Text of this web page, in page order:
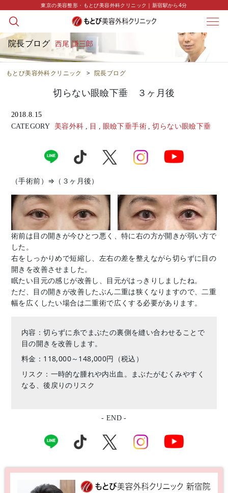
東京の美容整形・もとび美容外科クリニック｜新宿駅から4分
院長ブログ 西尾 謙三郎
もとび美容外科クリニック > 院長ブログ
切らない眼瞼下垂 ３ヶ月後
2018.8.15
CATEGORY
美容外科 目 眼瞼下垂手術 切らない眼瞼下垂
（手術前）⇒（３ヶ月後）
術前は目の開きが今ひとつ悪く、特に右の方が開きが弱い方で
した。
右をしっかりめで短縮し、左右の差を整えながら切らずに目の
開きを改善させました。
眠たい目元の感じが改善し、目元がはっきりしましたね。
ただ、目の開きが改善したぶん二重は狭くなりますので、二重
幅を広くしたい場合は二重術で広くする必要があります。
内容：切らずに糸でまぶたの裏側を縫い合わせることで
目の開きを改善します。
料金：118,000～148,000円（税込）
リスク：一時的な腫れや内出血。まぶたがむくみやすく
なる、後戻りのリスク
- END -